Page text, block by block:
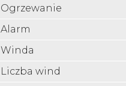
Ogrzewanie
Alarm
Winda
Liczba wind